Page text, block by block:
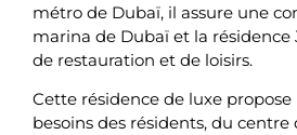
métro de Dubaï, il assure une
marina de Dubaï et la
de restauration et de loisirs.
Cette résidence de luxe
besoins des résidents, du